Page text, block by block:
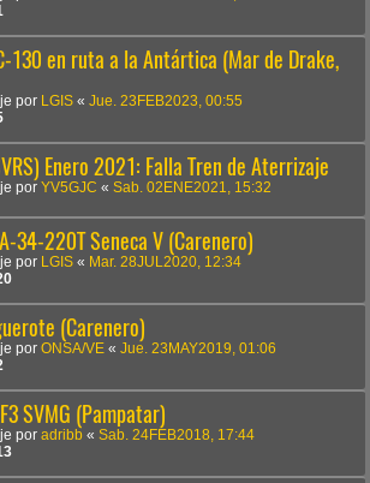
130 en ruta a la Antártica (Mar de Drake,
por LGIS « Jue. 23FEB2023, 00:55
Enero 2021: Falla Tren de Aterrizaje
por YV5GJC « Sab. 02ENE2021, 15:32
34-220T Seneca V (Carenero)
por LGIS « Mar. 28JUL2020, 12:34
(Carenero)
por ONSA/VE « Jue. 23MAY2019, 01:06
SVMG (Pampatar)
por adribb « Sab. 24FEB2018, 17:44